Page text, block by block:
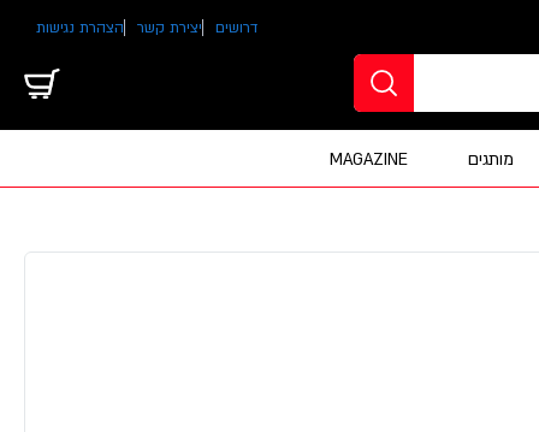
דרושים יצירת קשר הצהרת נגישות
מותגים MAGAZINE